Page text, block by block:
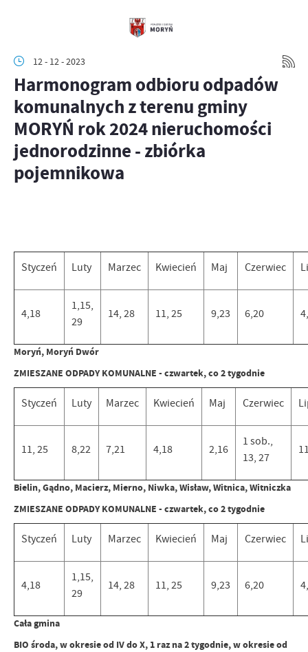
12 - 12 - 2023
Harmonogram odbioru odpadów
komunalnych z terenu gminy
MORYŃ rok 2024 nieruchomości
jednorodzinne - zbiórka
pojemnikowa
Styczeń Luty Marzec Kwiecień Maj Czerwiec
4,18
1,15,
29
14, 28 11, 25 9,23 6,20
Moryń, Moryń Dwór
ZMIESZANE ODPADY KOMUNALNE - czwartek, co 2 tygodnie
Styczeń Luty Marzec Kwiecień Maj Czerwiec
11, 25 8,22 7,21 4,18 2,16
1 sob.,
13, 27
Bielin, Gądno, Macierz, Mierno, Niwka, Wisław, Witnica, Witniczka
ZMIESZANE ODPADY KOMUNALNE - czwartek, co 2 tygodnie
Styczeń Luty Marzec Kwiecień Maj Czerwiec
4,18
1,15,
29
14, 28 11, 25 9,23 6,20
Cała gmina
BIO środa, w okresie od IV do X, 1 raz na 2 tygodnie, w okresie od